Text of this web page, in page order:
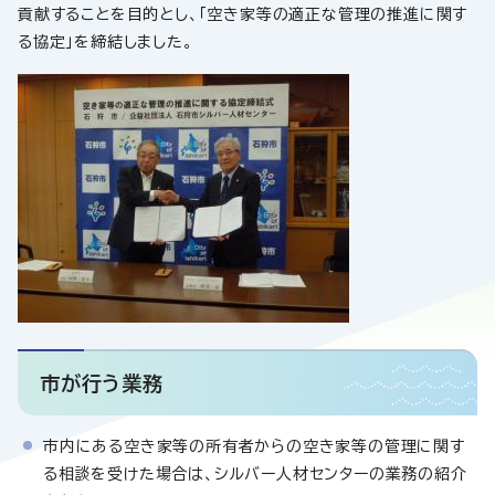
貢献することを目的とし、「空き家等の適正な管理の推進に関す
る協定」を締結しました。
市が行う業務
市内にある空き家等の所有者からの空き家等の管理に関す
る相談を受けた場合は、シルバー人材センターの業務の紹介